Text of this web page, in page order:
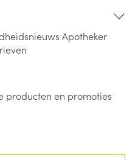
Apotheker
producten en promoties